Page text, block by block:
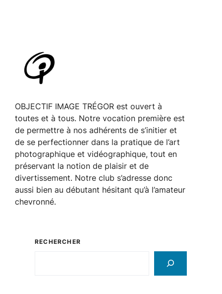
OBJECTIF IMAGE TRÉGOR est ouvert à
toutes et à tous. Notre vocation première est
de permettre à nos adhérents de s’initier et
de se perfectionner dans la pratique de l’art
photographique et vidéographique, tout en
préservant la notion de plaisir et de
divertissement. Notre club s’adresse donc
aussi bien au débutant hésitant qu’à l’amateur
chevronné.
RECHERCHER